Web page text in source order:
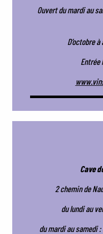
Ouvert du mardi au
D’octobre
Cave
2 chemin de
du lundi au
du mardi au samedi :